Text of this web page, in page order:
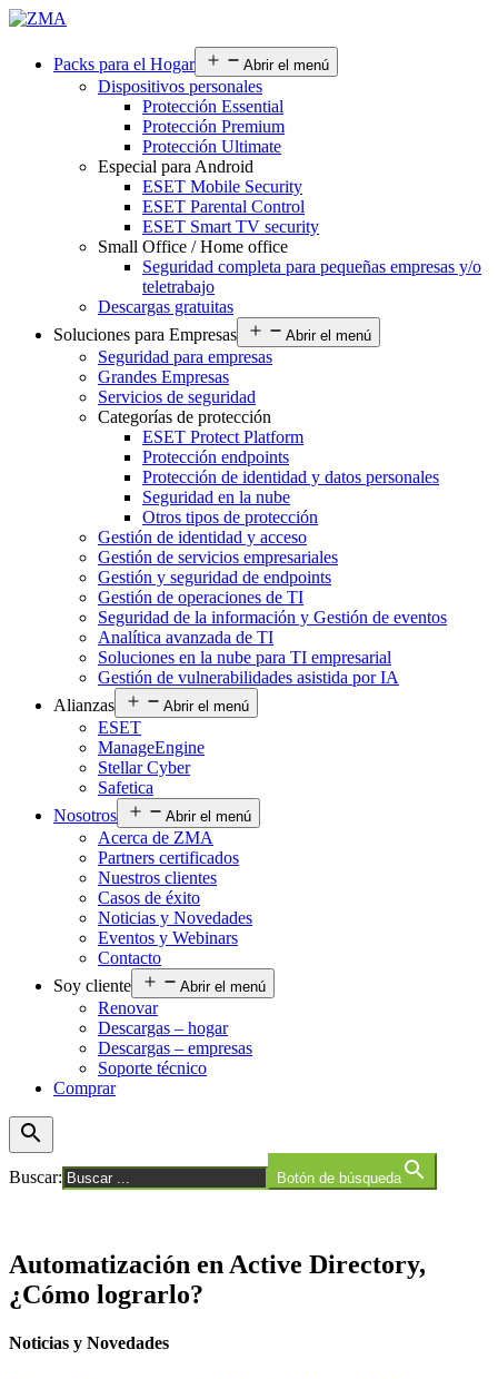
Packs para el Hogar Abrir el menú
Dispositivos personales
Protección Essential
Protección Premium
Protección Ultimate
Especial para Android
ESET Mobile Security
ESET Parental Control
ESET Smart TV security
Small Office / Home office
Seguridad completa para pequeñas empresas y/o
teletrabajo
Descargas gratuitas
Soluciones para Empresas
Abrir el menú
Seguridad para empresas
Grandes Empresas
Servicios de seguridad
Categorías de protección
ESET Protect Platform
Protección endpoints
Protección de identidad y datos personales
Seguridad en la nube
Otros tipos de protección
Gestión de identidad y acceso
Gestión de servicios empresariales
Gestión y seguridad de endpoints
Gestión de operaciones de TI
Seguridad de la información y Gestión de eventos
Analítica avanzada de TI
Soluciones en la nube para TI empresarial
Gestión de vulnerabilidades asistida por IA
Alianzas
Abrir el menú
ESET
ManageEngine
Stellar Cyber
Safetica
Nosotros
Abrir el menú
Acerca de ZMA
Partners certificados
Nuestros clientes
Casos de éxito
Noticias y Novedades
Eventos y Webinars
Contacto
Soy cliente
Abrir el menú
Renovar
Descargas – hogar
Descargas – empresas
Soporte técnico
Comprar
Buscar: Botón de búsqueda
Automatización en Active Directory,
¿Cómo lograrlo?
Noticias y Novedades